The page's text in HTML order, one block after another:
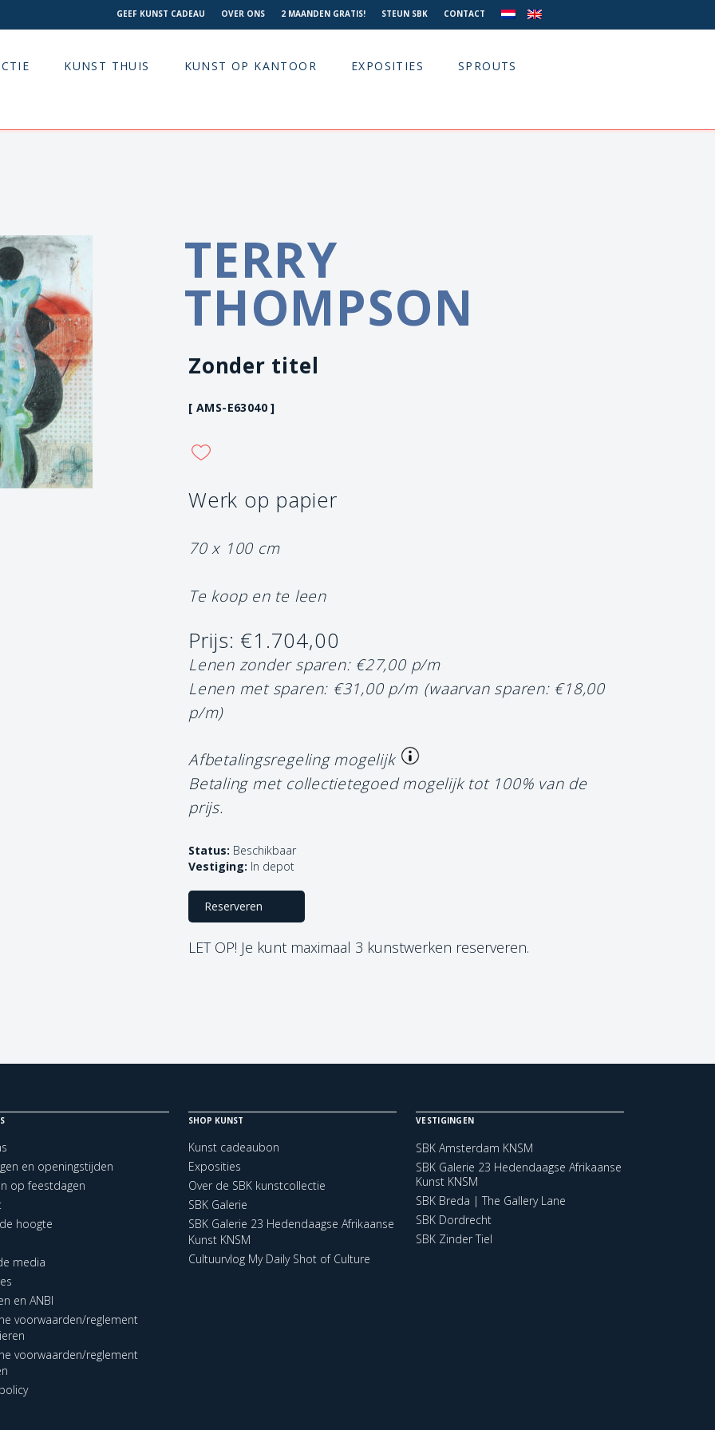
GEEF KUNST CADEAU OVER ONS 2 MAANDEN GRATIS! STEUN SBK CONTACT
KUNST THUIS KUNST OP KANTOOR EXPOSITIES SPROUTS
TERRY
THOMPSON
Zonder titel
[ AMS-E63040 ]
Werk op papier
70 x 100 cm
Te koop en te leen
Prijs: €1.704,00
Lenen zonder sparen: €27,00 p/m
Lenen met sparen: €31,00 p/m (waarvan sparen: €18,00
p/m)
Afbetalingsregeling mogelijk
Betaling met collectietegoed mogelijk tot 100% van de
prijs.
Status: Beschikbaar
Vestiging: In depot
Reserveren
LET OP! Je kunt maximaal 3 kunstwerken reserveren.
en openingstijden
op feestdagen
hoogte
media
en ANBI
voorwaarden/reglement
voorwaarden/reglement
SHOP KUNST
Kunst cadeaubon
Exposities
Over de SBK kunstcollectie
SBK Galerie
SBK Galerie 23 Hedendaagse Afrikaanse
Kunst KNSM
Cultuurvlog My Daily Shot of Culture
VESTIGINGEN
SBK Amsterdam KNSM
SBK Galerie 23 Hedendaagse Afrikaanse
Kunst KNSM
SBK Breda | The Gallery Lane
SBK Dordrecht
SBK Zinder Tiel